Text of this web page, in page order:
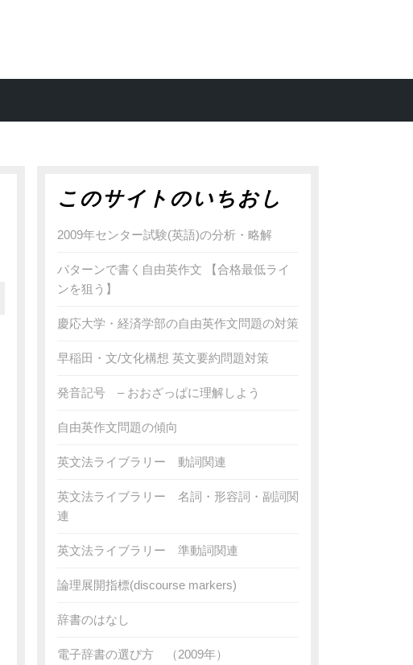
このサイトのいちおし
2009年センター試験(英語)の分析・略解
パターンで書く自由英作文 【合格最低ライ
ンを狙う】
慶応大学・経済学部の自由英作文問題の対策
早稲田・文/文化構想 英文要約問題対策
発音記号 – おおざっぱに理解しよう
自由英作文問題の傾向
英文法ライブラリー 動詞関連
英文法ライブラリー 名詞・形容詞・副詞関
連
英文法ライブラリー 準動詞関連
論理展開指標(discourse markers)
辞書のはなし
電子辞書の選び方 （2009年）